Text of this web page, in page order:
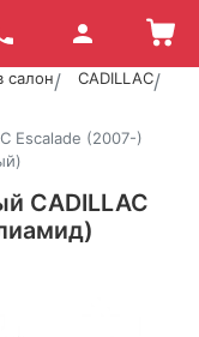
салон
CADILLAC
Escalade (2007-)
CADILLAC